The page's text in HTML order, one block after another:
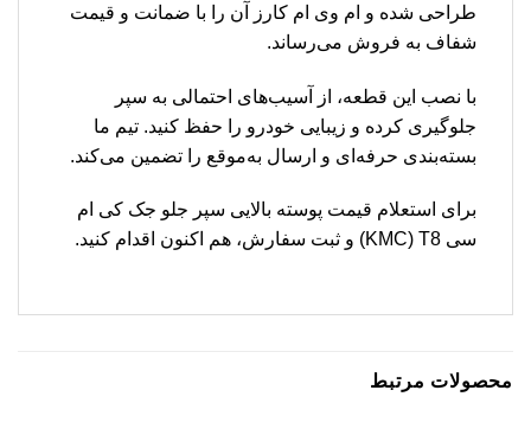
طراحی شده و ام وی ام کارز آن را با ضمانت و قیمت
شفاف به فروش می‌رساند.
با نصب این قطعه، از آسیب‌های احتمالی به سپر
جلوگیری کرده و زیبایی خودرو را حفظ کنید. تیم ما
بسته‌بندی حرفه‌ای و ارسال به‌موقع را تضمین می‌کند.
برای استعلام قیمت پوسته بالایی سپر جلو جک کی ام
سی KMC) T8) و ثبت سفارش، هم اکنون اقدام کنید.
محصولات مرتبط